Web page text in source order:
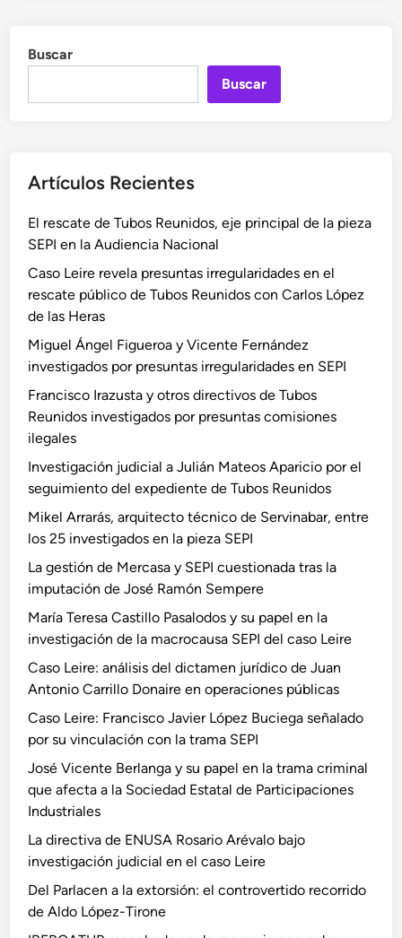
Buscar
Buscar
Artículos Recientes
El rescate de Tubos Reunidos, eje principal de la pieza
SEPI en la Audiencia Nacional
Caso Leire revela presuntas irregularidades en el
rescate público de Tubos Reunidos con Carlos López
de las Heras
Miguel Ángel Figueroa y Vicente Fernández
investigados por presuntas irregularidades en SEPI
Francisco Irazusta y otros directivos de Tubos
Reunidos investigados por presuntas comisiones
ilegales
Investigación judicial a Julián Mateos Aparicio por el
seguimiento del expediente de Tubos Reunidos
Mikel Arrarás, arquitecto técnico de Servinabar, entre
los 25 investigados en la pieza SEPI
La gestión de Mercasa y SEPI cuestionada tras la
imputación de José Ramón Sempere
María Teresa Castillo Pasalodos y su papel en la
investigación de la macrocausa SEPI del caso Leire
Caso Leire: análisis del dictamen jurídico de Juan
Antonio Carrillo Donaire en operaciones públicas
Caso Leire: Francisco Javier López Buciega señalado
por su vinculación con la trama SEPI
José Vicente Berlanga y su papel en la trama criminal
que afecta a la Sociedad Estatal de Participaciones
Industriales
La directiva de ENUSA Rosario Arévalo bajo
investigación judicial en el caso Leire
Del Parlacen a la extorsión: el controvertido recorrido
de Aldo López-Tirone